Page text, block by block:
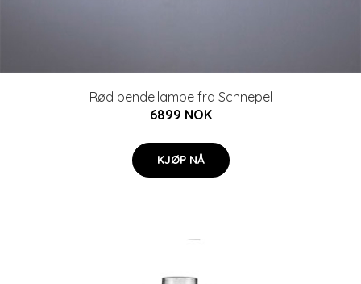
Rød pendellampe fra Schnepel
6899 NOK
KJØP NÅ